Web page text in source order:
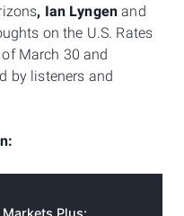
, Ian Lyngenand
on the U.S. Rates
March 30 and
by listeners and